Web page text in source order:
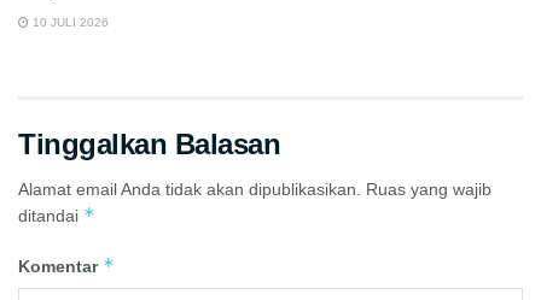
10 JULI 2026
Tinggalkan Balasan
Alamat email Anda tidak akan dipublikasikan.
Ruas yang wajib
ditandai *
Komentar *